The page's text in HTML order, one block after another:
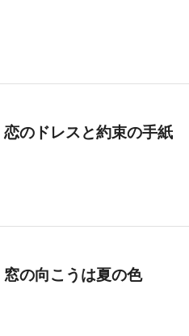
のドレスと約束の手紙
の向こうは夏の色